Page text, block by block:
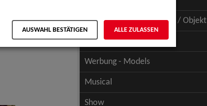
Schauspiel - Figur / Puppe / Objekt
Werbung - Talents
Werbung - Models
Musical
Show
AUSWAHL BESTÄTIGEN ALLE ZULASSEN